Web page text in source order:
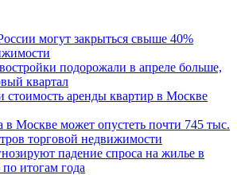
могут закрыться свыше 40%
подорожали в апреле больше,
квартал
стоимость аренды квартир в Москве
в Москве может опустеть почти 745 тыс.
торговой недвижимости
падение спроса на жилье в
итогам года